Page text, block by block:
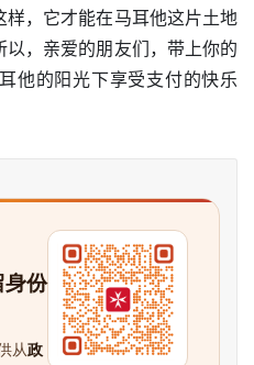
，它才能在马耳他这片土地
，亲爱的朋友们，带上你的
他的阳光下享受支付的快乐
份
从政